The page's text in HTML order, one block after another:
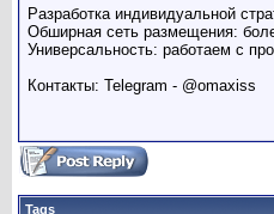
Разработка индивидуальной
Обширная сеть размещения:
Универсальность: работаем с
Контакты: Telegram - @omaxiss
Tags